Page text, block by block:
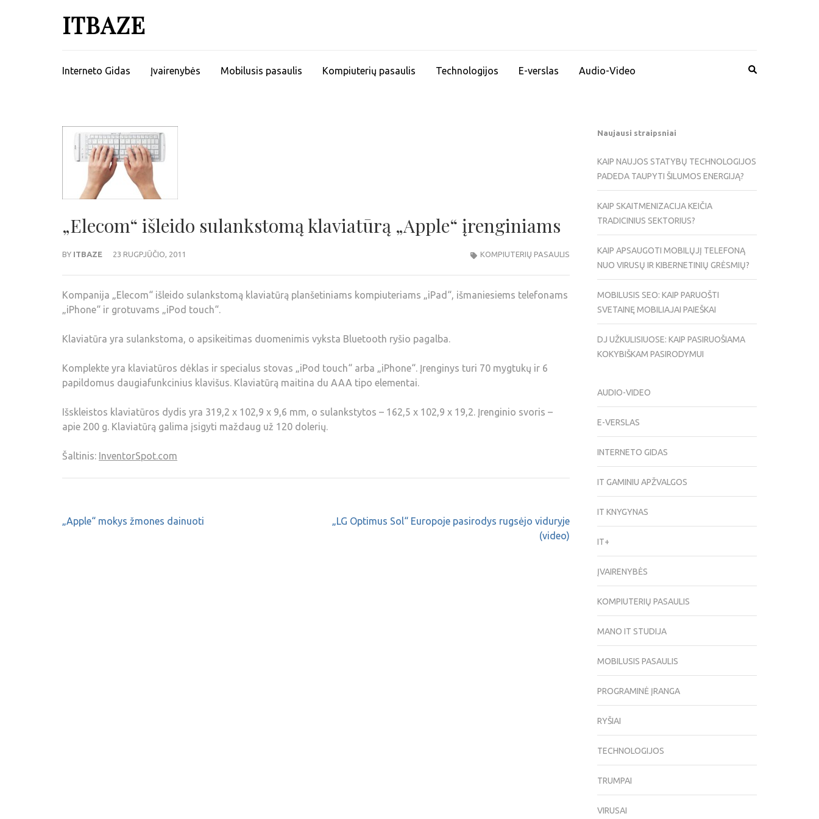
ITBAZE
Interneto Gidas Įvairenybės Mobilusis pasaulis Kompiuterių pasaulis Technologijos E-verslas Audio-Video
„Elecom“ išleido sulankstomą klaviatūrą „Apple“ įrenginiams
BY ITBAZE 23 RUGPJŪČIO, 2011 KOMPIUTERIŲ PASAULIS
Kompanija „Elecom“ išleido sulankstomą klaviatūrą planšetiniams kompiuteriams „iPad“, išmaniesiems telefonams
„iPhone“ ir grotuvams „iPod touch“.
Klaviatūra yra sulankstoma, o apsikeitimas duomenimis vyksta Bluetooth ryšio pagalba.
Komplekte yra klaviatūros dėklas ir specialus stovas „iPod touch“ arba „iPhone“. Įrenginys turi 70 mygtukų ir 6
papildomus daugiafunkcinius klavišus. Klaviatūrą maitina du AAA tipo elementai.
Išskleistos klaviatūros dydis yra 319,2 x 102,9 x 9,6 mm, o sulankstytos – 162,5 x 102,9 x 19,2. Įrenginio svoris –
apie 200 g. Klaviatūrą galima įsigyti maždaug už 120 dolerių.
Šaltinis: InventorSpot.com
„Apple“ mokys žmones dainuoti
„LG Optimus Sol“ Europoje pasirodys rugsėjo viduryje
(video)
Naujausi straipsniai
KAIP NAUJOS STATYBŲ TECHNOLOGIJOS
PADEDA TAUPYTI ŠILUMOS ENERGIJĄ?
KAIP SKAITMENIZACIJA KEIČIA
TRADICINIUS SEKTORIUS?
KAIP APSAUGOTI MOBILŲJĮ TELEFONĄ
NUO VIRUSŲ IR KIBERNETINIŲ GRĖSMIŲ?
MOBILUSIS SEO: KAIP PARUOŠTI
SVETAINĘ MOBILIAJAI PAIEŠKAI
DJ UŽKULISIUOSE: KAIP PASIRUOŠIAMA
KOKYBIŠKAM PASIRODYMUI
AUDIO-VIDEO
E-VERSLAS
INTERNETO GIDAS
IT GAMINIU APŽVALGOS
IT KNYGYNAS
IT+
ĮVAIRENYBĖS
KOMPIUTERIŲ PASAULIS
MANO IT STUDIJA
MOBILUSIS PASAULIS
PROGRAMINĖ ĮRANGA
RYŠIAI
TECHNOLOGIJOS
TRUMPAI
VIRUSAI